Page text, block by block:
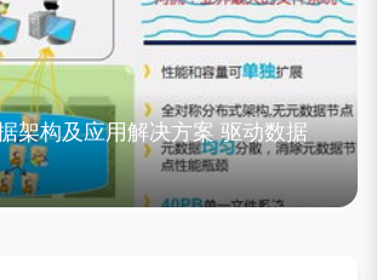
架构及应用解决方案 驱动数据